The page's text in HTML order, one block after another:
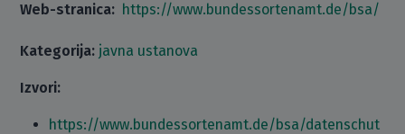
Web-stranica: https://www.bundessortenamt.de/bsa/
Kategorija: javna ustanova
Izvori:
https://www.bundessortenamt.de/bsa/datenschut